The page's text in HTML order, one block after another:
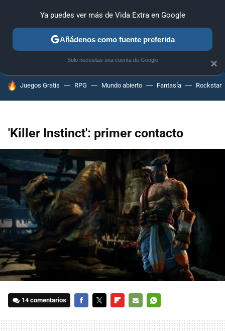
ANÁLISIS GUÍAS Y TRUCOS PC SONY NINTENDO
HOY SE HABLA DE
Juegos Gratis RPG Mundo abierto Fantasía Rockstar
'Killer Instinct': primer contacto
14 comentarios
MAIL
×
Ya puedes ver más de Vida Extra en Google
Añádenos como fuente preferida
Solo necesitas una cuenta de Google